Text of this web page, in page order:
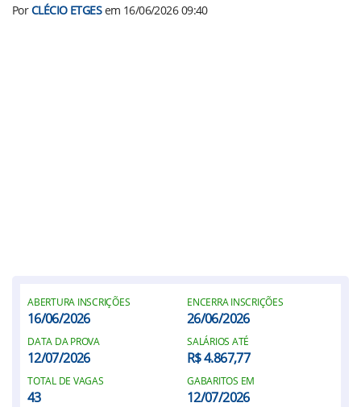
PorCLÉCIO ETGESem 16/06/2026 09:40
ABERTURA INSCRIÇÕES
16/06/2026
ENCERRA INSCRIÇÕES
26/06/2026
DATA DA PROVA
12/07/2026
SALÁRIOS ATÉ
R$ 4.867,77
TOTAL DE VAGAS
43
GABARITOS EM
12/07/2026